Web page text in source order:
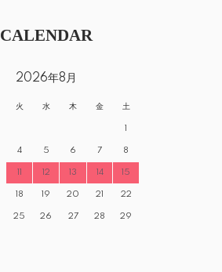
CALENDAR
2026年8月
火 水 木 金 土
1
4 5 6 7 8
11 12 13 14 15
18 19 20 21 22
25 26 27 28 29